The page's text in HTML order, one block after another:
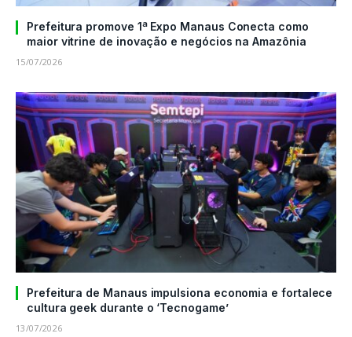
Prefeitura promove 1ª Expo Manaus Conecta como
maior vitrine de inovação e negócios na Amazônia
15/07/2026
Prefeitura de Manaus impulsiona economia e fortalece
cultura geek durante o ‘Tecnogame’
13/07/2026